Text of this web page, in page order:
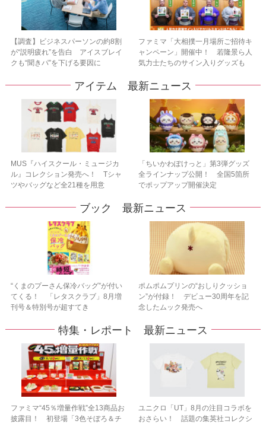
【調査】ビジネスパーソンの約8割
が“説明疲れ”を告白 アイスブレイ
クも“聞きパ”を下げる要因に
ファミマ「大相撲一月場所ご招待キ
ャンペーン」開催中！ 若隆景ら人
気力士たちのサイン入りグッズも
アイテム 最新ニュース
MUS『ハイスクール・ミュージカ
ル』コレクション発売へ！ Tシャ
ツやバッグなど全21種を用意
「ちいかわぽけっと」第3弾グッズ
全ラインナップ公開！ 全国5箇所
でポップアップ開催決定
ブック 最新ニュース
“くまのプーさん保冷バッグ”が付い
てくる！ 「レタスクラブ」8月増
刊号＆特別号が超すてき
ポムポムプリンの“おしりクッショ
ン”が付録！ デビュー30周年を記
念したムック発売へ
特集・レポート 最新ニュース
ファミマ“45％増量作戦”全13商品お
披露目！ 初登場「3色そぼろ＆チ
ユニクロ「UT」8月の注目コラボを
おさらい！ 話題の集英社コレクシ